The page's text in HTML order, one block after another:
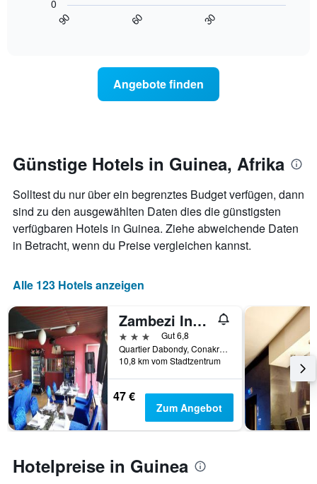
Wochentage
anzeigt.
Zimmerpreis
Diagramm
näher
das
rückt.
Das
Diagramm
hat
1
die
die
Anzahl
der
Tage
vor
dem
Aufenthalt
anzeigt
Das
Diagramm
Y-
90 60 30
0
Angebote finden
Günstige Hotels in Guinea, Afrika
Solltest du nur über ein begrenztes Budget verfügen, dann
sind zu den ausgewählten Daten dies die günstigsten
verfügbaren Hotels in Guinea. Ziehe abweichende Daten
in Betracht, wenn du Preise vergleichen kannst.
Alle 123 Hotels anzeigen
Zambezi Inn Hotel
3 Sterne
Gut 6,8
Quartier Dabondy, Conakry, 4557, GN, Conakry, Guinea
10,8 km vom Stadtzentrum
47 €
Zum Angebot
Hotelpreise in Guinea